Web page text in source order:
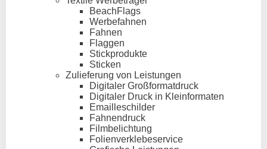
BeachFlags
Werbefahnen
Fahnen
Flaggen
Stickprodukte
Sticken
Zulieferung von Leistungen
Digitaler Großformatdruck
Digitaler Druck in Kleinformaten
Emailleschilder
Fahnendruck
Filmbelichtung
Folienverklebeservice